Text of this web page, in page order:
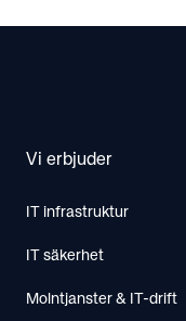
Vi erbjuder
IT infrastruktur
IT säkerhet
Molntjanster & IT-drift